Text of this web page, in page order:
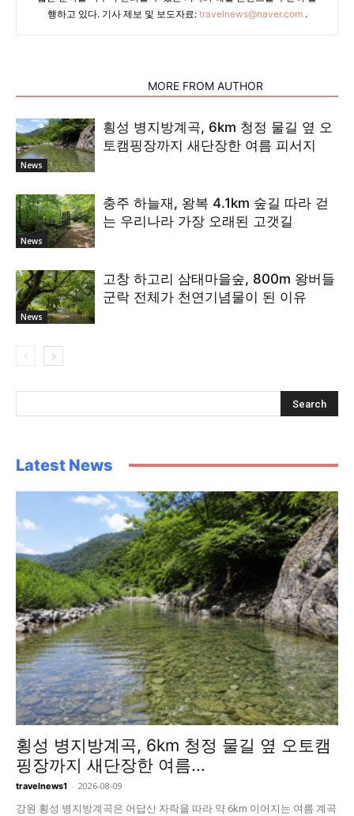
행하고 있다. 기사 제보 및 보도자료: travelnews@naver.com.
MORE FROM AUTHOR
News
횡성 병지방계곡, 6km 청정 물길 옆 오
토캠핑장까지 새단장한 여름 피서지
News
충주 하늘재, 왕복 4.1km 숲길 따라 걷
는 우리나라 가장 오래된 고갯길
News
고창 하고리 삼태마을숲, 800m 왕버들
군락 전체가 천연기념물이 된 이유
Latest News
횡성 병지방계곡, 6km 청정 물길 옆 오토캠
핑장까지 새단장한 여름...
travelnews1 - 2026-08-09
강원 횡성 병지방계곡은 어답산 자락을 따라 약 6km 이어지는 여름 계곡